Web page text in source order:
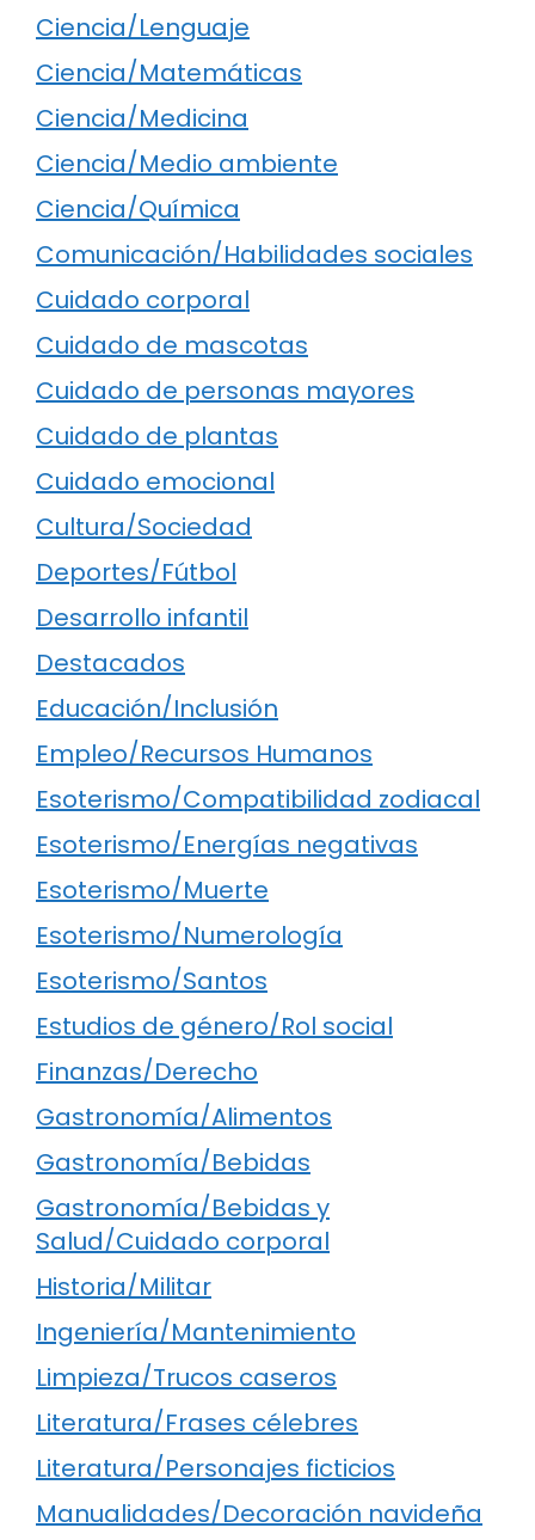
Ciencia/Lenguaje
Ciencia/Matemáticas
Ciencia/Medicina
Ciencia/Medio ambiente
Ciencia/Química
Comunicación/Habilidades sociales
Cuidado corporal
Cuidado de mascotas
Cuidado de personas mayores
Cuidado de plantas
Cuidado emocional
Cultura/Sociedad
Deportes/Fútbol
Desarrollo infantil
Destacados
Educación/Inclusión
Empleo/Recursos Humanos
Esoterismo/Compatibilidad zodiacal
Esoterismo/Energías negativas
Esoterismo/Muerte
Esoterismo/Numerología
Esoterismo/Santos
Estudios de género/Rol social
Finanzas/Derecho
Gastronomía/Alimentos
Gastronomía/Bebidas
Gastronomía/Bebidas y
Salud/Cuidado corporal
Historia/Militar
Ingeniería/Mantenimiento
Limpieza/Trucos caseros
Literatura/Frases célebres
Literatura/Personajes ficticios
Manualidades/Decoración navideña